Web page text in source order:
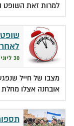
למרות זאת השופט
30 ליוני 2016
אובחנה אצלו מחלת